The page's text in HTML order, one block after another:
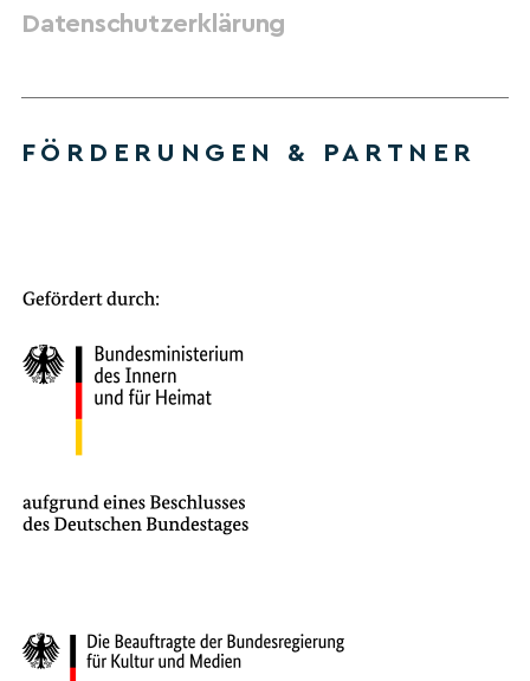
Datenschutzerklärung
FÖRDERUNGEN & PARTNER